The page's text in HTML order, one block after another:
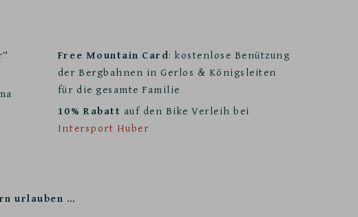
Free Mountain Card: kostenlose Benützung
der Bergbahnen in Gerlos & Königsleiten
für die gesamte Familie
10% Rabatt auf den Bike Verleih bei
Intersport Huber
urlauben …